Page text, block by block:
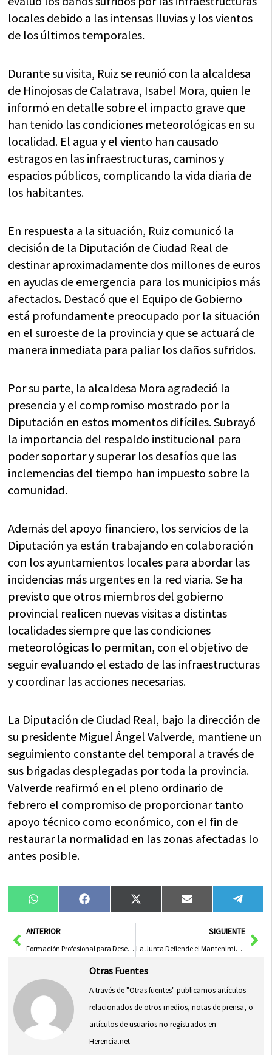
locales debido a las intensas lluvias y los vientos
de los últimos temporales.
Durante su visita, Ruiz se reunió con la alcaldesa
de Hinojosas de Calatrava, Isabel Mora, quien le
informó en detalle sobre el impacto grave que
han tenido las condiciones meteorológicas en su
localidad. El agua y el viento han causado
estragos en las infraestructuras, caminos y
espacios públicos, complicando la vida diaria de
los habitantes.
En respuesta a la situación, Ruiz comunicó la
decisión de la Diputación de Ciudad Real de
destinar aproximadamente dos millones de euros
en ayudas de emergencia para los municipios más
afectados. Destacó que el Equipo de Gobierno
está profundamente preocupado por la situación
en el suroeste de la provincia y que se actuará de
manera inmediata para paliar los daños sufridos.
Por su parte, la alcaldesa Mora agradeció la
presencia y el compromiso mostrado por la
Diputación en estos momentos difíciles. Subrayó
la importancia del respaldo institucional para
poder soportar y superar los desafíos que las
inclemencias del tiempo han impuesto sobre la
comunidad.
Además del apoyo financiero, los servicios de la
Diputación ya están trabajando en colaboración
con los ayuntamientos locales para abordar las
incidencias más urgentes en la red viaria. Se ha
previsto que otros miembros del gobierno
provincial realicen nuevas visitas a distintas
localidades siempre que las condiciones
meteorológicas lo permitan, con el objetivo de
seguir evaluando el estado de las infraestructuras
y coordinar las acciones necesarias.
La Diputación de Ciudad Real, bajo la dirección de
su presidente Miguel Ángel Valverde, mantiene un
seguimiento constante del temporal a través de
sus brigadas desplegadas por toda la provincia.
Valverde reafirmó en el pleno ordinario de
febrero el compromiso de proporcionar tanto
apoyo técnico como económico, con el fin de
restaurar la normalidad en las zonas afectadas lo
antes posible.
Compartir
en
WhatsAppCompartir
en
FacebookCompartir
en
X
(Twitter)
Compartir
en
Email
en
AntANTERIOR
Formación Profesional para Desempleados con Garantía de Empleo
SIGUIENTE
La Junta Defiende el Mantenimiento del Segundo Pilar en la Nueva PAC
Otras Fuentes
A través de "Otras fuentes" publicamos artículos
relacionados de otros medios, notas de prensa, o
artículos de usuarios no registrados en
Herencia.net